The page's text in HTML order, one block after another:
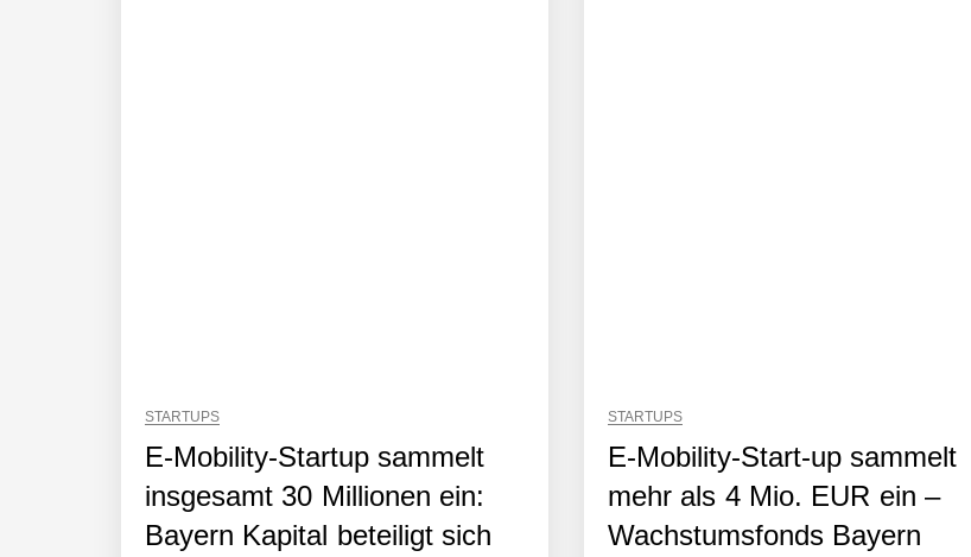
STARTUPS
E-Mobility-Startup sammelt
insgesamt 30 Millionen ein:
Bayern Kapital beteiligt sich
STARTUPS
E-Mobility-Start-up sammelt
mehr als 4 Mio. EUR ein –
Wachstumsfonds Bayern
nuuEnergy im Employer Portrait